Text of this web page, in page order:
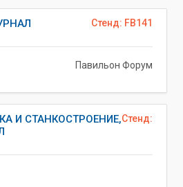
Стенд: FB141
Павильон Форум
Стенд:
И СТАНКОСТРОЕНИЕ,